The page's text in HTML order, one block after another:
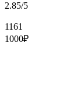
2.85/5
1161
1000₽